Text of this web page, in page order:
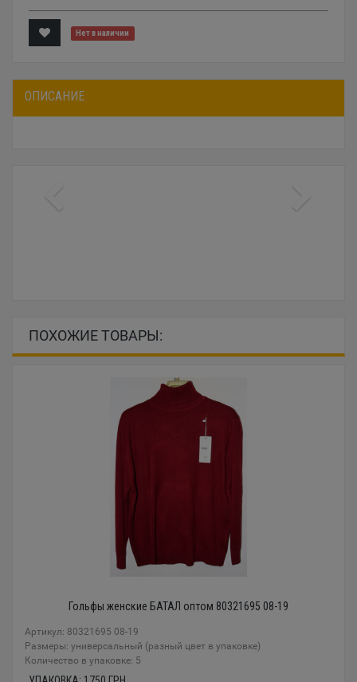
Нет в наличии
ОПИСАНИЕ
ПОХОЖИЕ ТОВАРЫ:
Гольфы женские БАТАЛ оптом 80321695 08-19
Артикул: 80321695 08-19
Размеры: универсальный (разный цвет в упаковке)
Количество в упаковке: 5